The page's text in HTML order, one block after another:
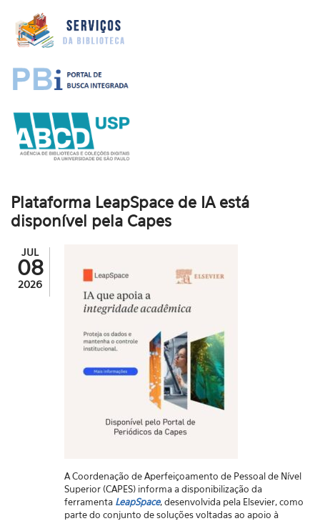
Plataforma LeapSpace de IA está
disponível pela Capes
JUL
08
2026
A Coordenação de Aperfeiçoamento de Pessoal de Nível
Superior (CAPES) informa a disponibilização da
ferramenta LeapSpace, desenvolvida pela Elsevier, como
parte do conjunto de soluções voltadas ao apoio à